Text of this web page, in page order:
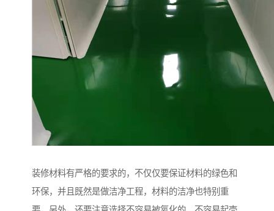
装修材料有严格的要求的，不仅仅要保证材料的绿色和
环保，并且既然是做洁净工程，材料的洁净也特别重